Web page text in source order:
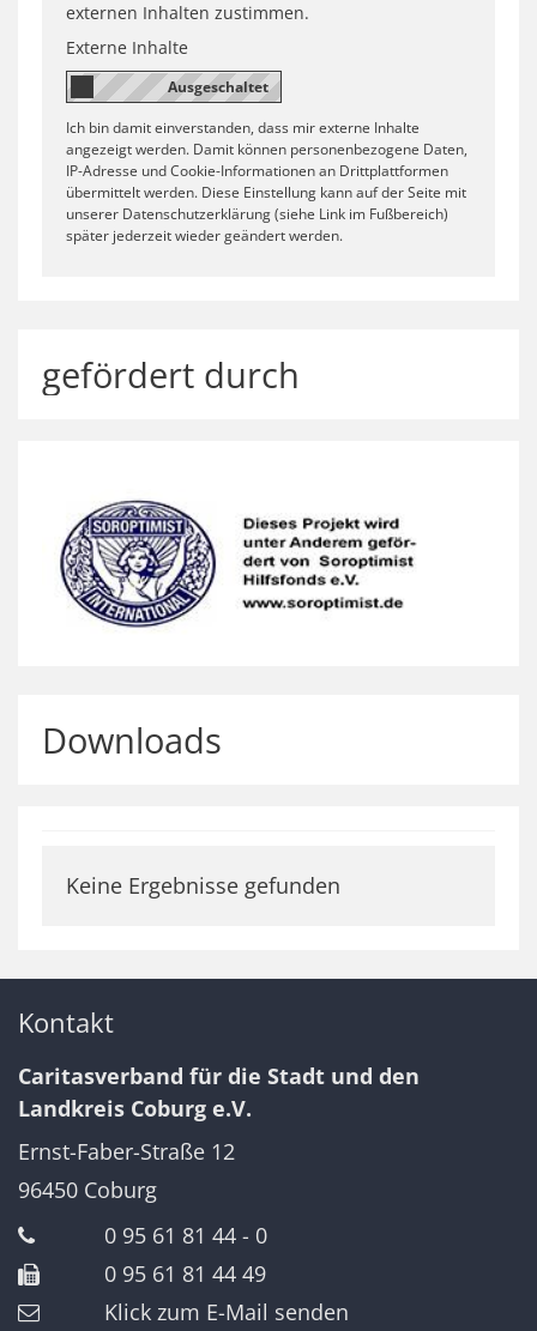
externen Inhalten zustimmen.
Externe Inhalte
Ich bin damit einverstanden, dass mir externe Inhalte
angezeigt werden. Damit können personenbezogene Daten,
IP-Adresse und Cookie-Informationen an Drittplattformen
übermittelt werden. Diese Einstellung kann auf der Seite mit
unserer Datenschutzerklärung (siehe Link im Fußbereich)
später jederzeit wieder geändert werden.
gefördert durch
Downloads
Keine Ergebnisse gefunden
Kontakt
Caritasverband für die Stadt und den
Landkreis Coburg e.V.
Ernst-Faber-Straße 12
96450 Coburg
0 95 61 81 44 - 0
0 95 61 81 44 49
Klick zum E-Mail senden